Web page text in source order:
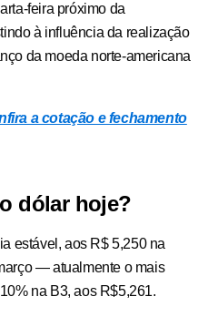
feira próximo da
à influência da realização
da moeda norte-americana
a cotação e fechamento
dólar hoje?
estável, aos R$ 5,250 na
— atualmente o mais
na B3, aos R$5,261.